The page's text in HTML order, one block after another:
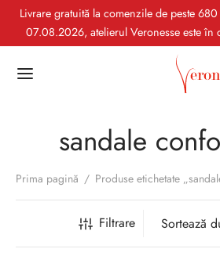
Livrare gratuită la comenzile de peste
07.08.2026, atelierul Veronesse este în
sandale
Prima pagină / Produse etichetate
Filtrare